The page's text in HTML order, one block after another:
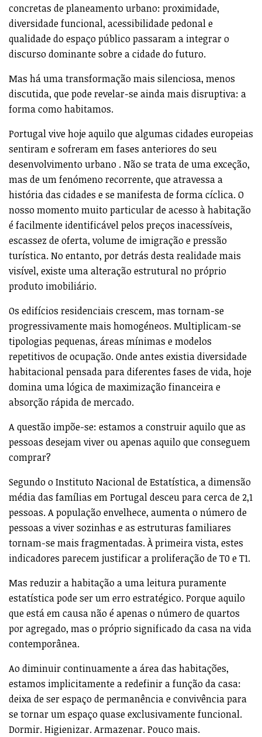
concretas de planeamento urbano: proximidade,
diversidade funcional, acessibilidade pedonal e
qualidade do espaço público passaram a integrar o
discurso dominante sobre a cidade do futuro.
Mas há uma transformação mais silenciosa, menos
discutida, que pode revelar-se ainda mais disruptiva: a
forma como habitamos.
Portugal vive hoje aquilo que algumas cidades europeias
sentiram e sofreram em fases anteriores do seu
desenvolvimento urbano . Não se trata de uma exceção,
mas de um fenómeno recorrente, que atravessa a
história das cidades e se manifesta de forma cíclica. O
nosso momento muito particular de acesso à habitação
é facilmente identificável pelos preços inacessíveis,
escassez de oferta, volume de imigração e pressão
turística. No entanto, por detrás desta realidade mais
visível, existe uma alteração estrutural no próprio
produto imobiliário.
Os edifícios residenciais crescem, mas tornam-se
progressivamente mais homogéneos. Multiplicam-se
tipologias pequenas, áreas mínimas e modelos
repetitivos de ocupação. Onde antes existia diversidade
habitacional pensada para diferentes fases de vida, hoje
domina uma lógica de maximização financeira e
absorção rápida de mercado.
A questão impõe-se: estamos a construir aquilo que as
pessoas desejam viver ou apenas aquilo que conseguem
comprar?
Segundo o Instituto Nacional de Estatística, a dimensão
média das famílias em Portugal desceu para cerca de 2,1
pessoas. A população envelhece, aumenta o número de
pessoas a viver sozinhas e as estruturas familiares
tornam-se mais fragmentadas. À primeira vista, estes
indicadores parecem justificar a proliferação de T0 e T1.
Mas reduzir a habitação a uma leitura puramente
estatística pode ser um erro estratégico. Porque aquilo
que está em causa não é apenas o número de quartos
por agregado, mas o próprio significado da casa na vida
contemporânea.
Ao diminuir continuamente a área das habitações,
estamos implicitamente a redefinir a função da casa:
deixa de ser espaço de permanência e convivência para
se tornar um espaço quase exclusivamente funcional.
Dormir. Higienizar. Armazenar. Pouco mais.